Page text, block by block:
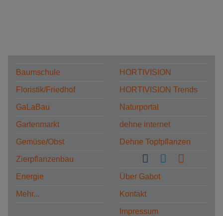
Baumschule
Floristik/Friedhof
GaLaBau
Gartenmarkt
Gemüse/Obst
Zierpflanzenbau
Energie
Mehr...
HORTIVISION
HORTIVISION Trends
Naturportal
dehne internet
Dehne Topfpflanzen
Über Gabot
Kontakt
Impressum